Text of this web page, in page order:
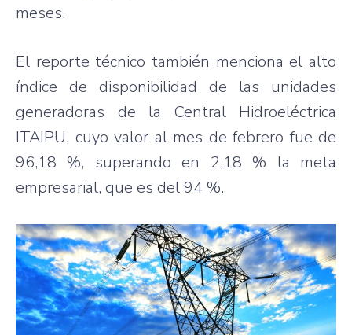
meses.
El reporte técnico también menciona el alto
índice de disponibilidad de las unidades
generadoras de la Central Hidroeléctrica
ITAIPU, cuyo valor al mes de febrero fue de
96,18 %, superando en 2,18 % la meta
empresarial, que es del 94 %.